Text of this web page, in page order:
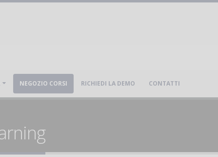
NEGOZIO CORSI RICHIEDI LA DEMO CONTATTI